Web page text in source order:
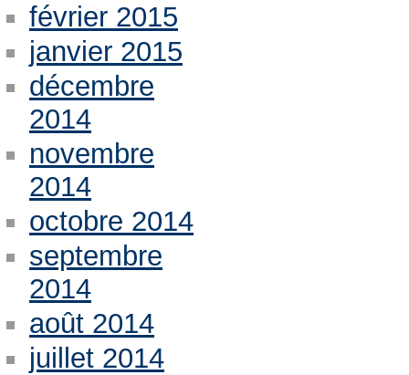
février 2015
janvier 2015
décembre
2014
novembre
2014
octobre 2014
septembre
2014
août 2014
juillet 2014